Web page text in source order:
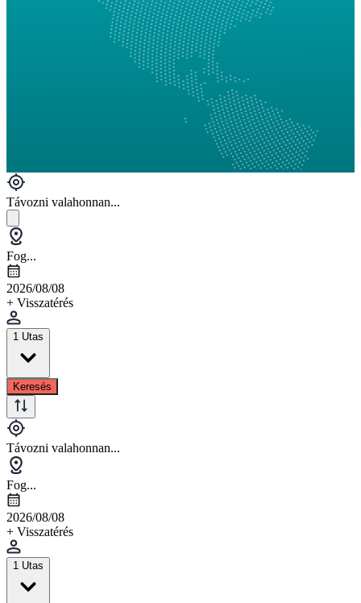
Távozni valahonnan...
Fog...
2026/08/08
+ Visszatérés
1 Utas
Keresés
Távozni valahonnan...
Fog...
2026/08/08
+ Visszatérés
1 Utas